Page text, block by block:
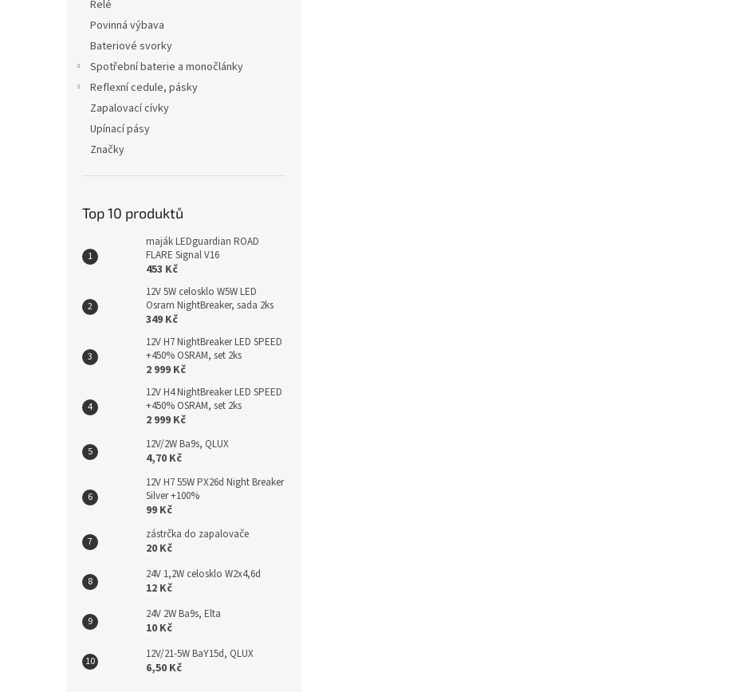
Relé
Povinná výbava
Bateriové svorky
Spotřební baterie a monočlánky
Reflexní cedule, pásky
Zapalovací cívky
Upínací pásy
Značky
Top 10 produktů
maják LEDguardian ROAD
FLARE Signal V16
453 Kč
12V 5W celosklo W5W LED
Osram NightBreaker, sada 2ks
349 Kč
12V H7 NightBreaker LED SPEED
+450% OSRAM, set 2ks
2 999 Kč
12V H4 NightBreaker LED SPEED
+450% OSRAM, set 2ks
2 999 Kč
12V/2W Ba9s, QLUX
4,70 Kč
12V H7 55W PX26d Night Breaker
Silver +100%
99 Kč
zástrčka do zapalovače
20 Kč
24V 1,2W celosklo W2x4,6d
12 Kč
24V 2W Ba9s, Elta
10 Kč
12V/21-5W BaY15d, QLUX
6,50 Kč